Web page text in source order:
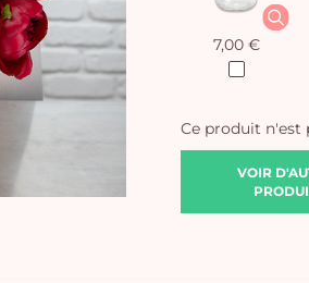
Ce produit n'est
VOIR
7,00 €